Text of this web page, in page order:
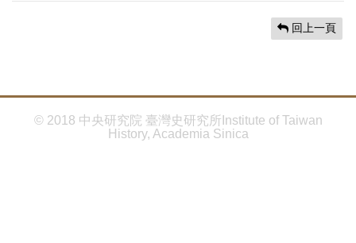
回上一頁
© 2018 中央研究院 臺灣史研究所Institute of Taiwan
History, Academia Sinica